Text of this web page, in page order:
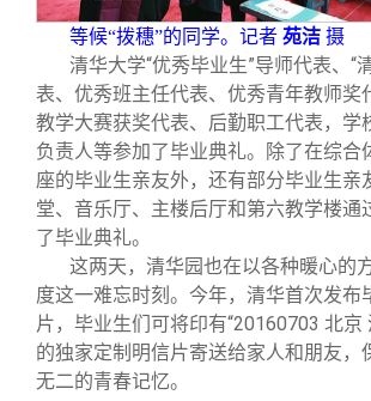
等候“拨穗”的同学。记者 苑洁 摄
清华大学“优秀毕业生”导师代表、“
表、优秀班主任代表、优秀青年教师奖
教学大赛获奖代表、后勤职工代表，学
负责人等参加了毕业典礼。除了在综合
座的毕业生亲友外，还有部分毕业生亲
堂、音乐厅、主楼后厅和第六教学楼通
了毕业典礼。
这两天，清华园也在以各种暖心的
度这一难忘时刻。今年，清华首次发布
片，毕业生们可将印有“20160703 北京
的独家定制明信片寄送给家人和朋友，
无二的青春记忆。